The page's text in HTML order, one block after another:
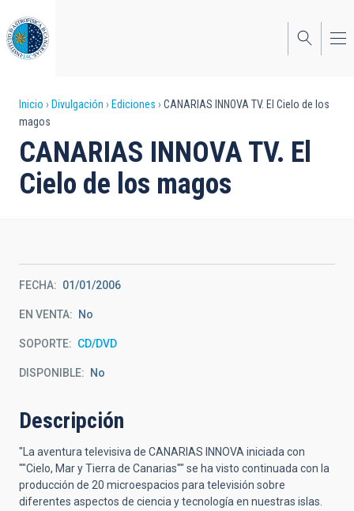
al
contenido
principal
Sobrescribir
enlaces
de
ayuda
navegación
Inicio Divulgación Ediciones
CANARIAS INNOVA TV. El Cielo de los
magos
CANARIAS INNOVA TV. El
Cielo de los magos
FECHA 01/01/2006
EN VENTA No
SOPORTE CD/DVD
DISPONIBLE No
Descripción
"La aventura televisiva de CANARIAS INNOVA iniciada con
""Cielo, Mar y Tierra de Canarias"" se ha visto continuada con la
producción de 20 microespacios para televisión sobre
diferentes aspectos de ciencia y tecnología en nuestras islas.